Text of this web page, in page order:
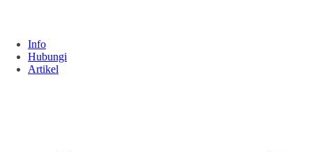
Info
Hubungi
Artikel